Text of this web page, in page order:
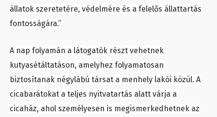
állatok szeretetére, védelmére és a felelős állattartás
fontosságára.”
A nap folyamán a látogatók részt vehetnek
kutyasétáltatáson, amelyhez folyamatosan
biztosítanak négylábú társat a menhely lakói közül. A
cicabarátokat a teljes nyitvatartás alatt várja a
cicaház, ahol személyesen is megismerkedhetnek az